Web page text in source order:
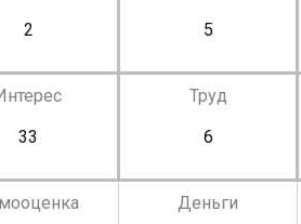
2
5
33
Труд
6
Деньги